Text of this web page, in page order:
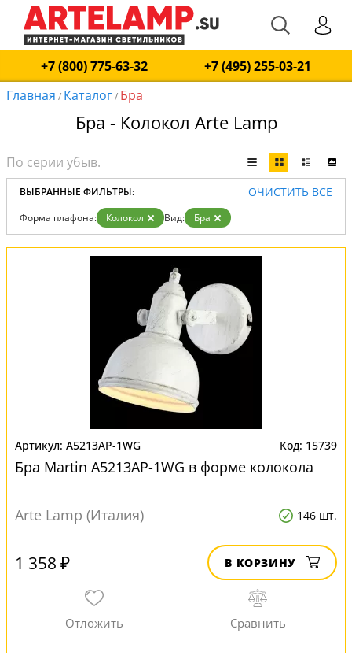
+7 (800) 775-63-32
+7 (495) 255-03-21
Главная / Каталог/ Бра
Бра - Колокол Arte Lamp
ВЫБРАННЫЕ ФИЛЬТРЫ: ОЧИСТИТЬ ВСЕ
Форма плафона: Колокол Вид: Бра
A5213AP-1WG 15739
Бра Martin A5213AP-1WG в форме колокола
Arte Lamp (Италия) 146 шт.
1 358 ₽ В КОРЗИНУ